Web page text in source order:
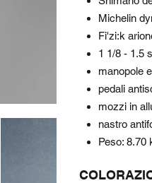
Michelin
Fi'zi:k
1 1/8 - 1.5
manopole
pedali
mozzi in
nastro
Peso: 8.70